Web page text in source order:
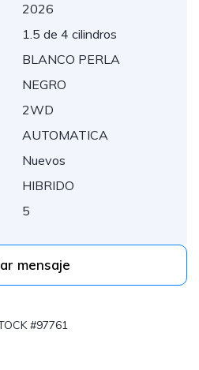
2026
1.5 de 4 cilindros
BLANCO PERLA
NEGRO
2WD
AUTOMATICA
Nuevos
HIBRIDO
5
mensaje
#97761